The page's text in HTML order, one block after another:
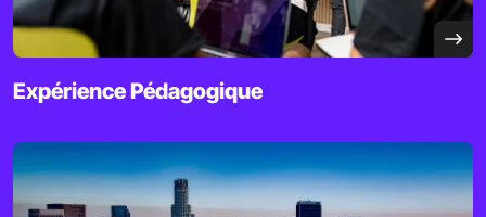
ExpériencePédagogique